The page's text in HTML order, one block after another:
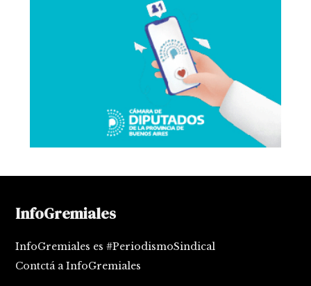
InfoGremiales
InfoGremiales es #PeriodismoSindical
Contctá a InfoGremiales